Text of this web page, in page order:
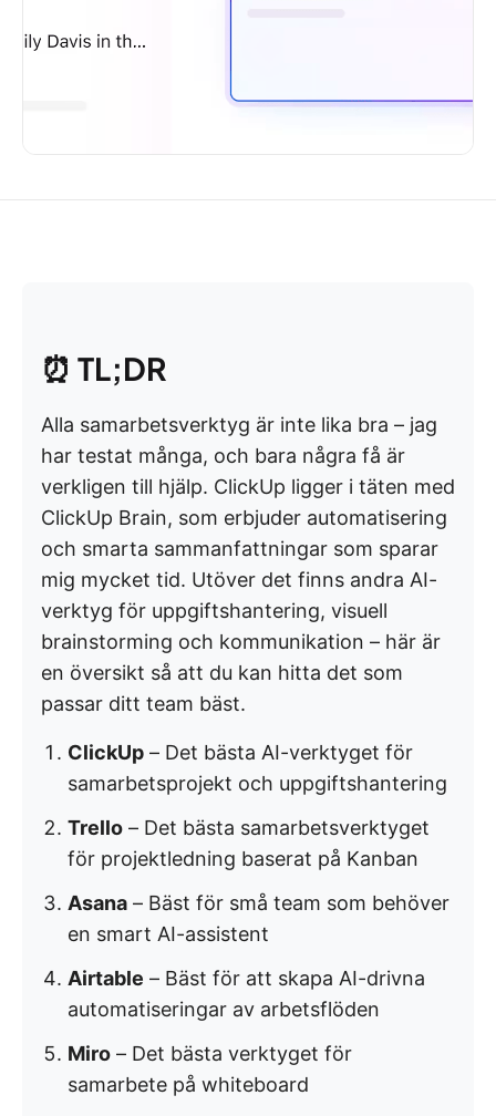
⏰ TL;DR
Alla samarbetsverktyg är inte lika bra – jag
har testat många, och bara några få är
verkligen till hjälp. ClickUp ligger i täten med
ClickUp Brain, som erbjuder automatisering
och smarta sammanfattningar som sparar
mig mycket tid. Utöver det finns andra AI-
verktyg för uppgiftshantering, visuell
brainstorming och kommunikation – här är
en översikt så att du kan hitta det som
passar ditt team bäst.
ClickUp – Det bästa AI-verktyget för
samarbetsprojekt och uppgiftshantering
Trello – Det bästa samarbetsverktyget
för projektledning baserat på Kanban
Asana – Bäst för små team som behöver
en smart AI-assistent
Airtable – Bäst för att skapa AI-drivna
automatiseringar av arbetsflöden
Miro – Det bästa verktyget för
samarbete på whiteboard